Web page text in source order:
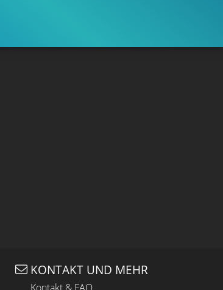
KONTAKT UND MEHR